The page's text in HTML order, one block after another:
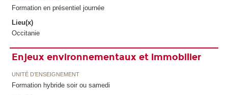
Formation en présentiel journée
Lieu(x)
Occitanie
Enjeux environnementaux et immobilier
UNITÉ D’ENSEIGNEMENT
Formation hybride soir ou samedi